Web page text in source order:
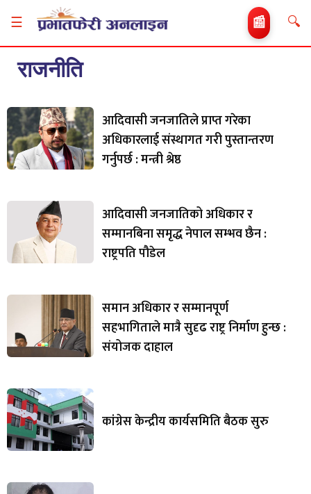
☰ 📰 🔍
राजनीति
आदिवासी जनजातिले प्राप्त गरेका
अधिकारलाई संस्थागत गरी पुस्तान्तरण
गर्नुपर्छ : मन्त्री श्रेष्ठ
आदिवासी जनजातिको अधिकार र
सम्मानबिना समृद्ध नेपाल सम्भव छैन :
राष्ट्रपति पौडेल
समान अधिकार र सम्मानपूर्ण
सहभागिताले मात्रै सुदृढ राष्ट्र निर्माण हुन्छ :
संयोजक दाहाल
कांग्रेस केन्द्रीय कार्यसमिति बैठक सुरु